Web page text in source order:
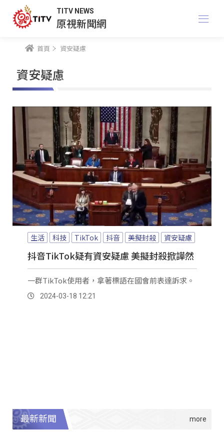
TITV NEWS
原視新聞網
首頁 資安疑慮
資安疑慮
生活 科技 TikTok 抖音 美擬封殺 資安疑慮
抖音TikTok疑有資安疑慮 美擬封殺掀譁然
一群TikTok使用者，拿著標語在國會前表達訴求。
2024-03-18 12:21
最新新聞